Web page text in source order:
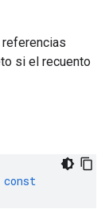
si el recuento
const